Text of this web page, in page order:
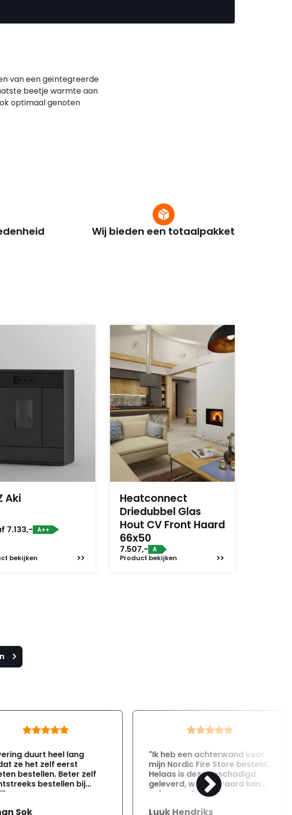
van een geïntegreerde
beetje warmte aan
optimaal genoten
Wij bieden een totaalpakket
Aki
7.133,- A++
bekijken
Heatconnect
Driedubbel Glas
Hout CV Front Haard
66x50
7.507,- A
Product bekijken
duurt heel lang
ze het zelf eerst
bestellen. Beter zelf
bestellen bij
Sok
"Ik heb een achterwand voor
mijn Nordic Fire Store besteld.
Helaas is deze beschadigd
geleverd, wat uiteraard kan
gebeuren. Direct na
Luuk Hendriks